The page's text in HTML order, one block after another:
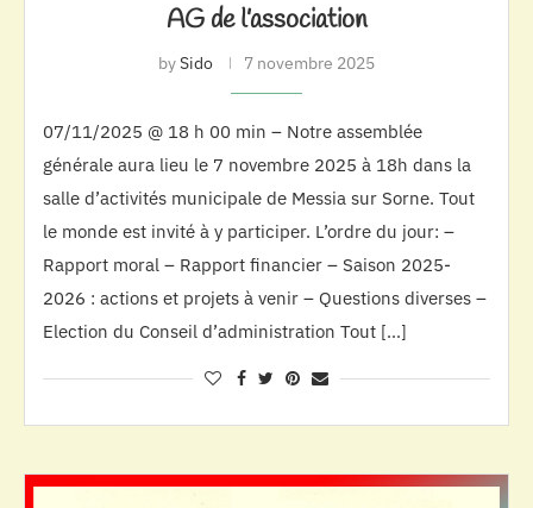
AG de l’association
bySido 7 novembre 2025
07/11/2025 @ 18 h 00 min – Notre assemblée
générale aura lieu le 7 novembre 2025 à 18h dans la
salle d’activités municipale de Messia sur Sorne. Tout
le monde est invité à y participer. L’ordre du jour: –
Rapport moral – Rapport financier – Saison 2025-
2026 : actions et projets à venir – Questions diverses –
Election du Conseil d’administration Tout […]